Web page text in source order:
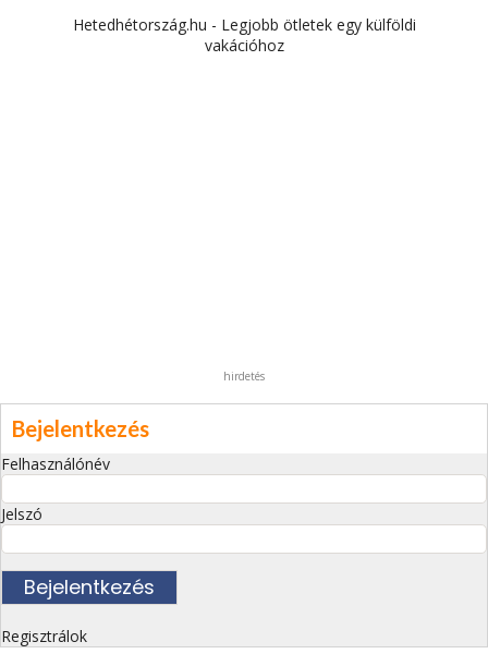
Hetedhétország.hu - Legjobb ötletek egy külföldi
vakációhoz
hirdetés
Bejelentkezés
Felhasználónév
Jelszó
Regisztrálok